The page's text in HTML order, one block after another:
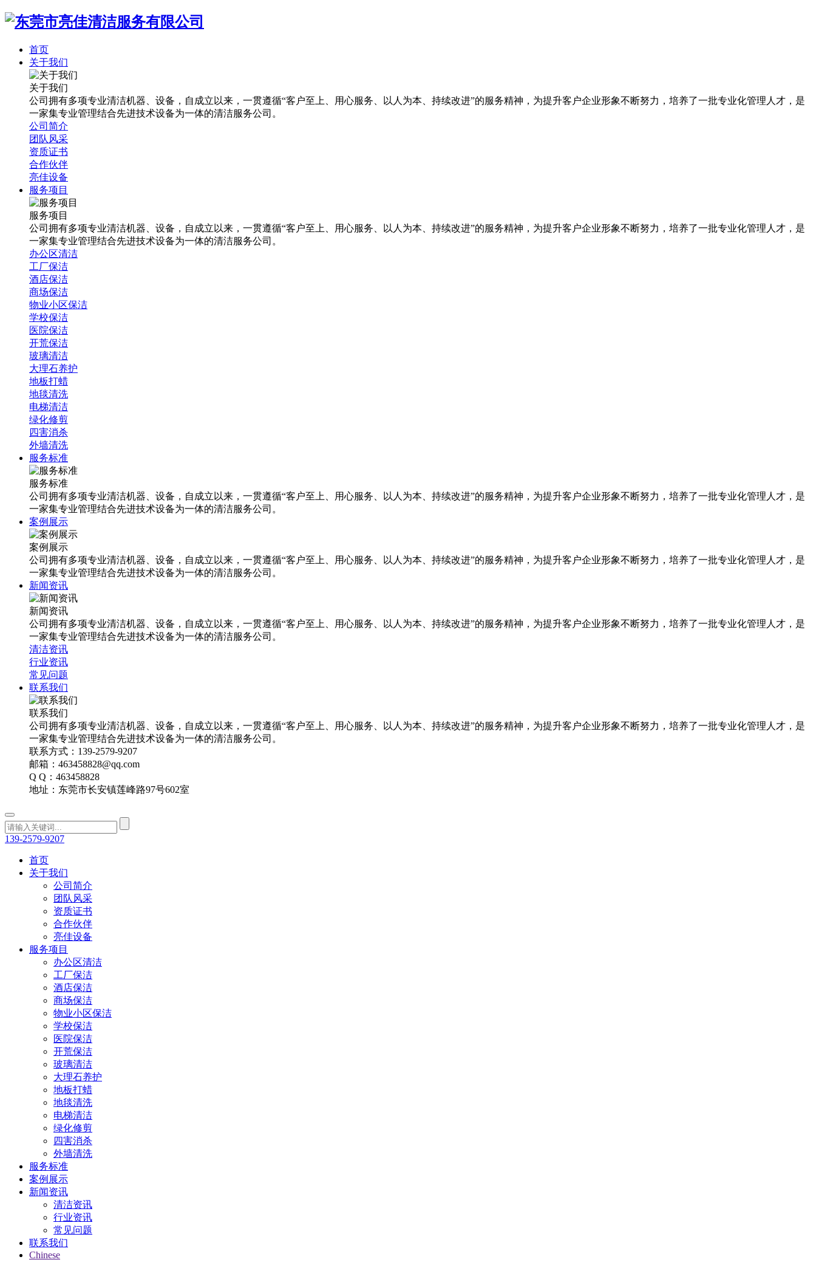
首页
关于我们
关于我们
公司拥有多项专业清洁机器、设备，自成立以来，一贯遵循“客户至上、用心服务、以人为本、持续改进”的服务精神，为提升客户企业形象不断努力，培养了一批专业化管理人才，是
一家集专业管理结合先进技术设备为一体的清洁服务公司。
公司简介
团队风采
资质证书
合作伙伴
亮佳设备
服务项目
服务项目
公司拥有多项专业清洁机器、设备，自成立以来，一贯遵循“客户至上、用心服务、以人为本、持续改进”的服务精神，为提升客户企业形象不断努力，培养了一批专业化管理人才，是
一家集专业管理结合先进技术设备为一体的清洁服务公司。
办公区清洁
工厂保洁
酒店保洁
商场保洁
物业小区保洁
学校保洁
医院保洁
开荒保洁
玻璃清洁
大理石养护
地板打蜡
地毯清洗
电梯清洁
绿化修剪
四害消杀
外墙清洗
服务标准
服务标准
公司拥有多项专业清洁机器、设备，自成立以来，一贯遵循“客户至上、用心服务、以人为本、持续改进”的服务精神，为提升客户企业形象不断努力，培养了一批专业化管理人才，是
一家集专业管理结合先进技术设备为一体的清洁服务公司。
案例展示
案例展示
公司拥有多项专业清洁机器、设备，自成立以来，一贯遵循“客户至上、用心服务、以人为本、持续改进”的服务精神，为提升客户企业形象不断努力，培养了一批专业化管理人才，是
一家集专业管理结合先进技术设备为一体的清洁服务公司。
新闻资讯
新闻资讯
公司拥有多项专业清洁机器、设备，自成立以来，一贯遵循“客户至上、用心服务、以人为本、持续改进”的服务精神，为提升客户企业形象不断努力，培养了一批专业化管理人才，是
一家集专业管理结合先进技术设备为一体的清洁服务公司。
清洁资讯
行业资讯
常见问题
联系我们
联系我们
公司拥有多项专业清洁机器、设备，自成立以来，一贯遵循“客户至上、用心服务、以人为本、持续改进”的服务精神，为提升客户企业形象不断努力，培养了一批专业化管理人才，是
一家集专业管理结合先进技术设备为一体的清洁服务公司。
联系方式：139-2579-9207
邮箱：463458828@qq.com
Q Q：463458828
地址：东莞市长安镇莲峰路97号602室
139-2579-9207
首页
关于我们
公司简介
团队风采
资质证书
合作伙伴
亮佳设备
服务项目
办公区清洁
工厂保洁
酒店保洁
商场保洁
物业小区保洁
学校保洁
医院保洁
开荒保洁
玻璃清洁
大理石养护
地板打蜡
地毯清洗
电梯清洁
绿化修剪
四害消杀
外墙清洗
服务标准
案例展示
新闻资讯
清洁资讯
行业资讯
常见问题
联系我们
Chinese